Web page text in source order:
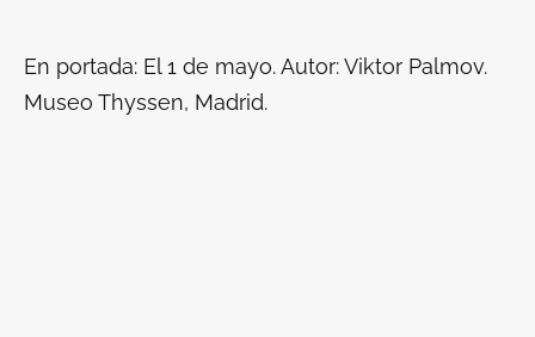
En portada: El 1 de mayo. Autor: Viktor Palmov.
Museo Thyssen, Madrid.